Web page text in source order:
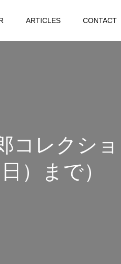
ARTICLES CONTACT
コレクシ
）まで）